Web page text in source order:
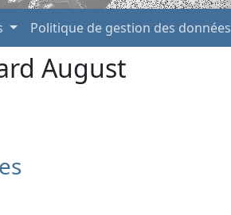
Politique de gestion des données
August